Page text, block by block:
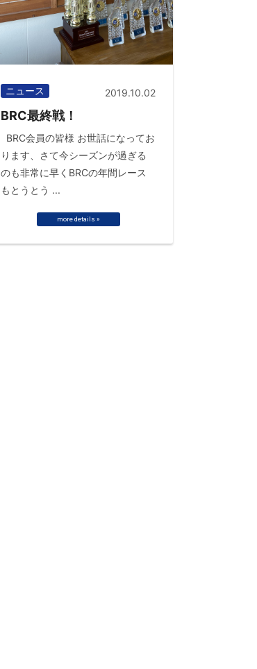
ニュース 2019.10.02
BRC最終戦！
ります、さて今シーズンが過ぎる
のも非常に早くBRCの年間レース
もとうとう ...
more details »